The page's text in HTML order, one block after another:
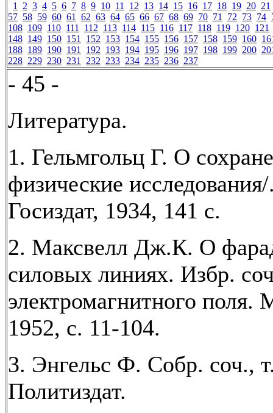
1 2 3 4 5 6 7 8 9 10 11 12 13 14 15 16 17 18 19 20 21
57 58 59 60 61 62 63 64 65 66 67 68 69 70 71 72 73 74
108 109 110 111 112 113 114 115 116 117 118 119 120 121
148 149 150 151 152 153 154 155 156 157 158 159 160
188 189 190 191 192 193 194 195 196 197 198 199 200
228 229 230 231 232 233 234 235 236 237
- 45 -
Литература.
1. Гельмгольц Г. О
физические
Госиздат, 1934, 141 с.
2. Максвелл Дж.К. О
силовых линиях. Избр.
электромагнитного
1952, с. 11-104.
3. Энгельс Ф. Собр. соч.,
Политиздат.